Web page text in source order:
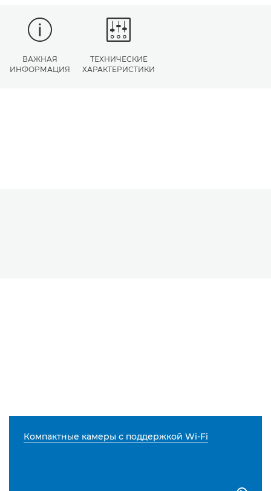
ВАЖНАЯ
ИНФОРМАЦИЯ
ТЕХНИЧЕСКИЕ
ХАРАКТЕРИСТИКИ
Компактные камеры с поддержкой Wi-Fi